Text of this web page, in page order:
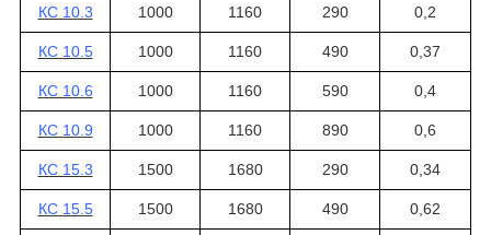
КС 10.3 1000 1160 290 0,2
КС 10.5 1000 1160 490 0,37
КС 10.6 1000 1160 590 0,4
КС 10.9 1000 1160 890 0,6
КС 15.3 1500 1680 290 0,34
КС 15.5 1500 1680 490 0,62